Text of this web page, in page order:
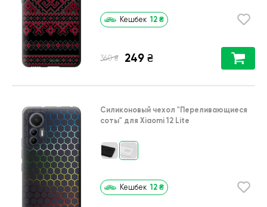
Кешбек 12 ₴
360 ₴ 249 ₴
Силиконовый чехол "Переливающиеся
соты" для Xiaomi 12 Lite
Кешбек 12 ₴